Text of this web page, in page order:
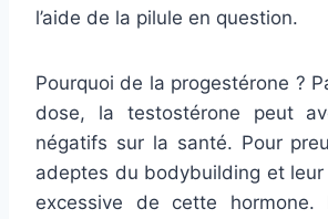
l’aide de la pilule en question.
Pourquoi de la progestérone ?
dose, la testostérone peut
négatifs sur la santé. Pour
adeptes du bodybuilding et leur
excessive de cette hormone.